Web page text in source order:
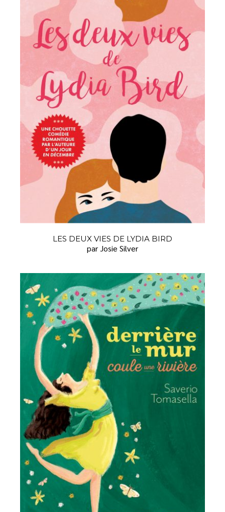
LES DEUX VIES DE LYDIA BIRD
par Josie Silver